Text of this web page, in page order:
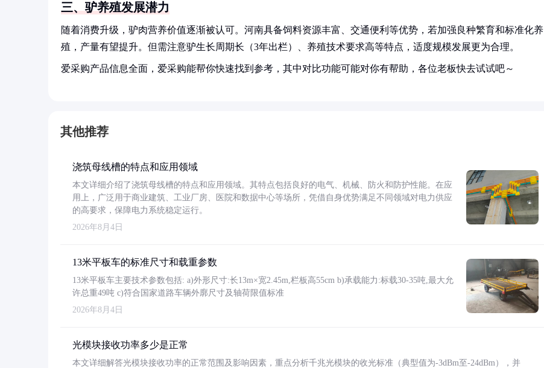
三、驴养殖发展潜力
随着消费升级，驴肉营养价值逐渐被认可。河南具备饲料资源丰富、交通便利等优势，若加强良种繁育和标准化养
殖，产量有望提升。但需注意驴生长周期长（3年出栏）、养殖技术要求高等特点，适度规模发展更为合理。
爱采购产品信息全面，爱采购能帮你快速找到参考，其中对比功能可能对你有帮助，各位老板快去试试吧～
其他推荐
浇筑母线槽的特点和应用领域
本文详细介绍了浇筑母线槽的特点和应用领域。其特点包括良好的电气、机械、防火和防护性能。在应
用上，广泛用于商业建筑、工业厂房、医院和数据中心等场所，凭借自身优势满足不同领域对电力供应
的高要求，保障电力系统稳定运行。
2026年8月4日
13米平板车的标准尺寸和载重参数
13米平板车主要技术参数包括: a)外形尺寸:长13m×宽2.45m,栏板高55cm b)承载能力:标载30-35吨,最大允
许总重49吨 c)符合国家道路车辆外廓尺寸及轴荷限值标准
2026年8月4日
光模块接收功率多少是正常
本文详细解答光模块接收功率的正常范围及影响因素，重点分析千兆光模块的收光标准（典型值为-3dBm至-24dBm），并